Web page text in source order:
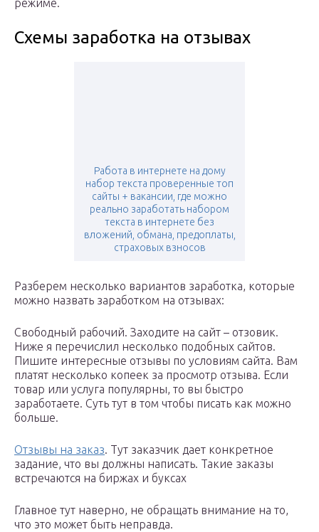
режиме.
Схемы заработка на отзывах
Работа в интернете на дому
набор текста проверенные топ
сайты + вакансии, где можно
реально заработать набором
текста в интернете без
вложений, обмана, предоплаты,
страховых взносов
Разберем несколько вариантов заработка, которые
можно назвать заработком на отзывах:
Свободный рабочий. Заходите на сайт – отзовик.
Ниже я перечислил несколько подобных сайтов.
Пишите интересные отзывы по условиям сайта. Вам
платят несколько копеек за просмотр отзыва. Если
товар или услуга популярны, то вы быстро
заработаете. Суть тут в том чтобы писать как можно
больше.
Отзывы на заказ. Тут заказчик дает конкретное
задание, что вы должны написать. Такие заказы
встречаются на биржах и буксах
Главное тут наверно, не обращать внимание на то,
что это может быть неправда.